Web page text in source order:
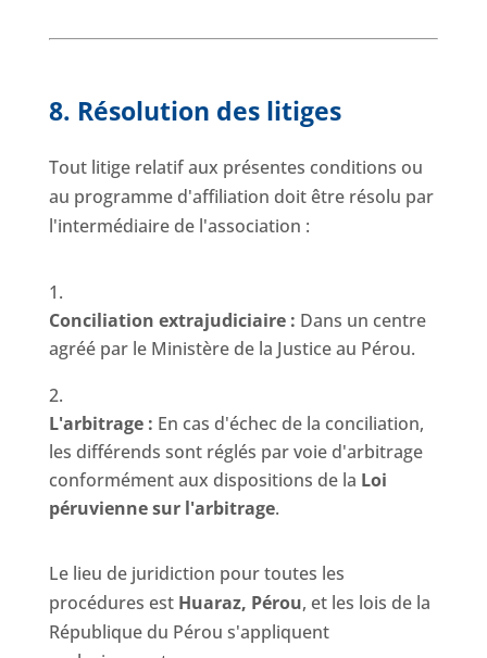
8. Résolution des litiges
Tout litige relatif aux présentes conditions ou
au programme d'affiliation doit être résolu par
l'intermédiaire de l'association :
Conciliation extrajudiciaire : Dans un centre
agréé par le Ministère de la Justice au Pérou.
L'arbitrage : En cas d'échec de la conciliation,
les différends sont réglés par voie d'arbitrage
conformément aux dispositions de la Loi
péruvienne sur l'arbitrage.
Le lieu de juridiction pour toutes les
procédures est Huaraz, Pérou, et les lois de la
République du Pérou s'appliquent